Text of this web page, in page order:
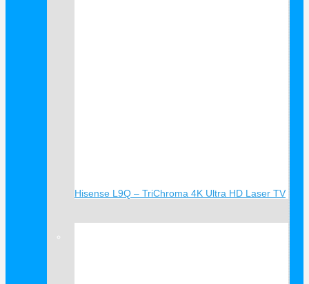
Hisense L9Q – TriChroma 4K Ultra HD Laser TV